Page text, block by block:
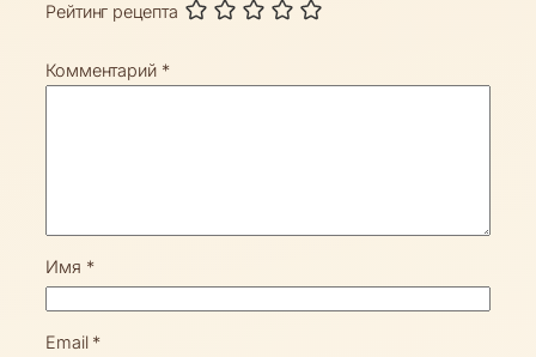
Рейтинг рецепта
Комментарий *
Имя *
Email *